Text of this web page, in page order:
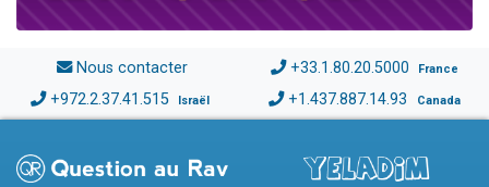
Nous contacter +33.1.80.20.5000 France
+972.2.37.41.515 Israël +1.437.887.14.93 Canada